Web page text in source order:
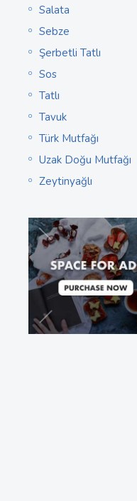
Salata
Sebze
Şerbetli Tatlı
Sos
Tatlı
Tavuk
Türk Mutfağı
Uzak Doğu Mutfağı
Zeytinyağlı